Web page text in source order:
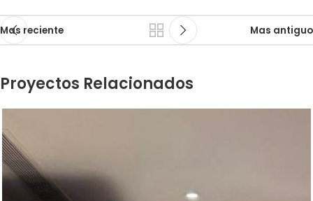
Mas reciente Mas antiguo
Proyectos Relacionados